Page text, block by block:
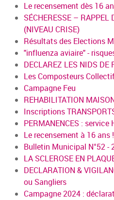
Le recensement dès 16
SÉCHERESSE – RAPPEL
(NIVEAU CRISE)
Résultats des Elections
"influenza aviaire" -
DECLAREZ LES NIDS DE
Les Composteurs
Campagne Feu
REHABILITATION
Inscriptions
PERMANENCES : service
Le recensement à 16 ans !
Bulletin Municipal N°52 -
LA SCLEROSE EN
DECLARATION &
ou Sangliers
Campagne 2024 :